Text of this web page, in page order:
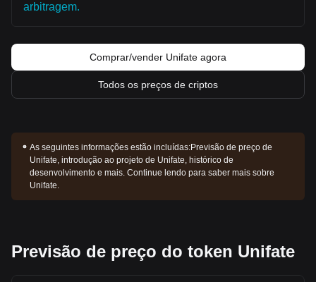
arbitragem.
Comprar/vender Unifate agora
Todos os preços de criptos
As seguintes informações estão incluídas:Previsão de preço de
Unifate, introdução ao projeto de Unifate, histórico de
desenvolvimento e mais. Continue lendo para saber mais sobre
Unifate.
Previsão de preço do token Unifate